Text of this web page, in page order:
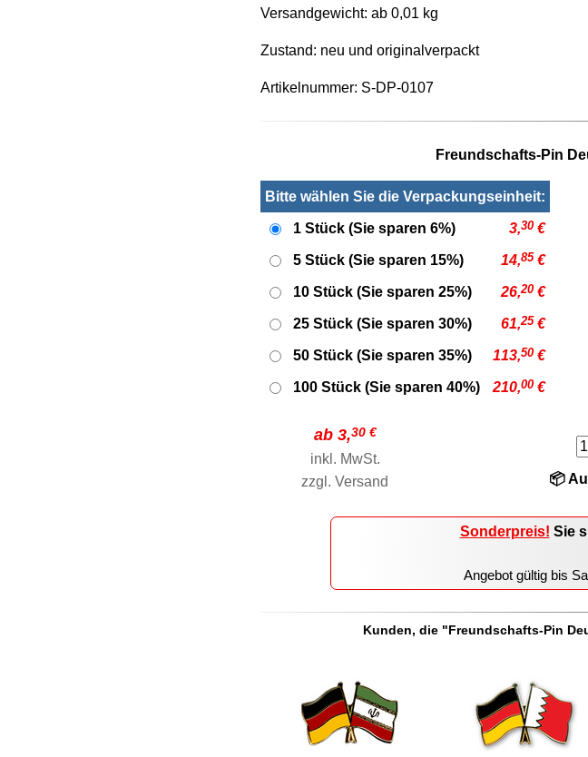
Versandgewicht: ab 0,01 kg
Zustand: neu und originalverpackt
Artikelnummer: S-DP-0107
Freundschafts-Pin
Bitte wählen Sie die Verpackungseinheit:
1 Stück (Sie sparen 6%) 3,30 €
5 Stück (Sie sparen 15%) 14,85 €
10 Stück (Sie sparen 25%) 26,20 €
25 Stück (Sie sparen 30%) 61,25 €
50 Stück (Sie sparen 35%) 113,50 €
100 Stück (Sie sparen 40%) 210,00 €
ab 3,30 €
inkl. MwSt.
zzgl. Versand 📦
Sonderpreis! Sie
Angebot gültig bis
Kunden, die "Freundschafts-Pin